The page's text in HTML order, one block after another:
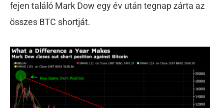
fejen találó Mark Dow egy év után tegnap zárta az
összes BTC shortját.